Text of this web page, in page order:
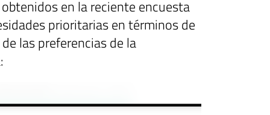
en la reciente encuesta
prioritarias en términos de
las preferencias de la